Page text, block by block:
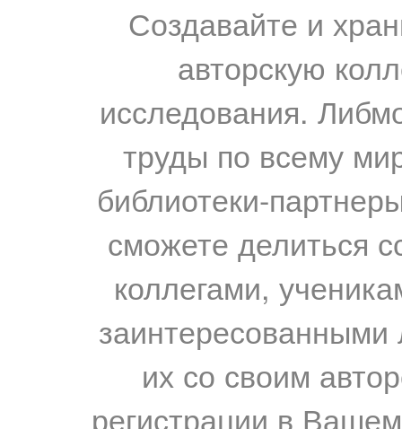
Создавайте и
авторскую
исследования.
труды по всему
библиотеки-
сможете делиться
коллегами,
их со своим
регистрации в